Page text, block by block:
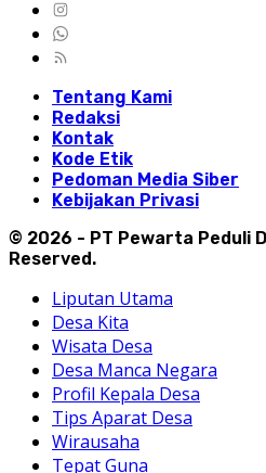
Tentang Kami
Redaksi
Kontak
Kode Etik
Pedoman Media Siber
Kebijakan Privasi
© 2026 - PT Pewarta Peduli
Reserved.
Liputan Utama
Desa Kita
Wisata Desa
Desa Manca Negara
Profil Kepala Desa
Tips Aparat Desa
Wirausaha
Tepat Guna